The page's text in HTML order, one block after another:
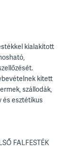
kialakított
kitett
szállodák,
és esztétikus
FALFESTÉK